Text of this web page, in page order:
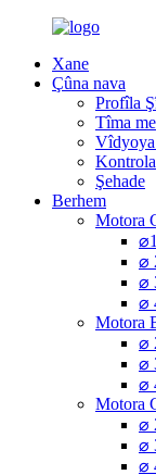
Xane
Çûna nava
Profîla
Tîma me
Şehade
Berhem
Motora
⌀
⌀
⌀
Motora
⌀
⌀
⌀
Motora
⌀
⌀
⌀